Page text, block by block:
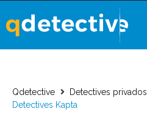
Qdetective Detectives privados
Detectives Kapta